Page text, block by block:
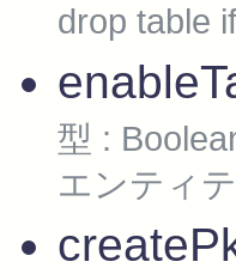
drop table
型 :
エンティ